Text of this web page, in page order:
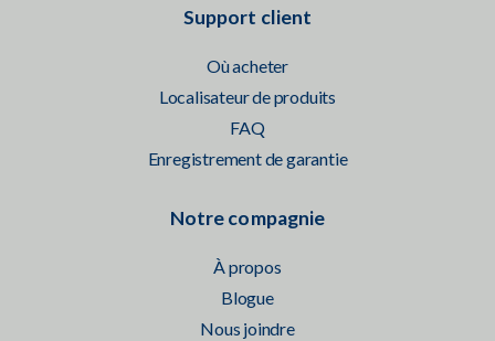
Support client
Où acheter
Localisateur de produits
FAQ
Enregistrement de garantie
Notre compagnie
À propos
Blogue
Nous joindre